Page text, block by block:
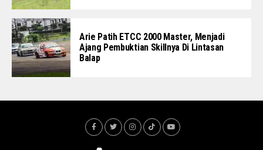
Arie Patih ETCC 2000 Master, Menjadi
Ajang Pembuktian Skillnya Di Lintasan
Balap